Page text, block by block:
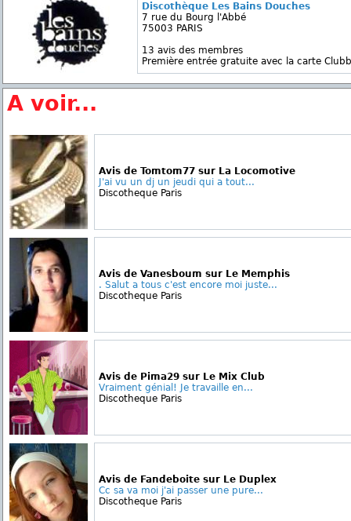
Discothèque Les Bains Douches
7 rue du Bourg l'Abbé
75003 PARIS
13 avis des membres
Première entrée gratuite avec la carte
A voir...
Avis de Tomtom77 sur La Locomotive
J'ai vu un dj un jeudi qui a tout...
Discotheque Paris
Avis de Vanesboum sur Le Memphis
. Salut a tous c'est encore moi juste...
Discotheque Paris
Avis de Pima29 sur Le Mix Club
Vraiment génial! Je travaille en...
Discotheque Paris
Avis de Fandeboite sur Le Duplex
Cc sa va moi j'ai passer une pure...
Discotheque Paris